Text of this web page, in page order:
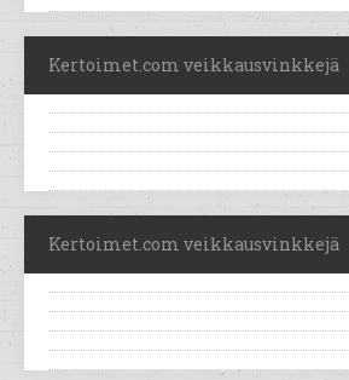
Kertoimet.com veikkausvinkkejä
Kertoimet.com veikkausvinkkejä